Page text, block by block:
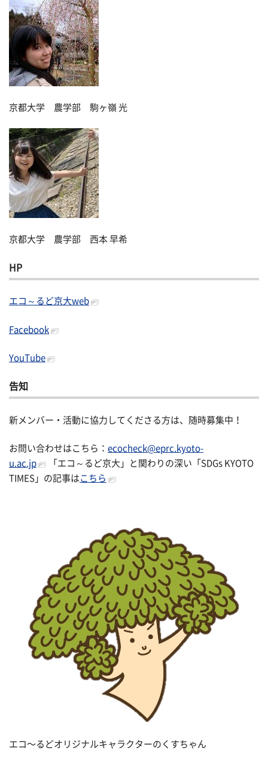
京都大学 農学部 駒ヶ嶺 光
京都大学 農学部 西本 早希
HP
エコ～るど京大web
Facebook
YouTube
告知
新メンバー・活動に協力してくださる方は、随時募集中！
お問い合わせはこちら： ecocheck@eprc.kyoto-
u.ac.jp
「エコ～るど京大」と関わりの深い「SDGs KYOTO
TIMES」の記事は こちら
エコ〜るどオリジナルキャラクターのくすちゃん